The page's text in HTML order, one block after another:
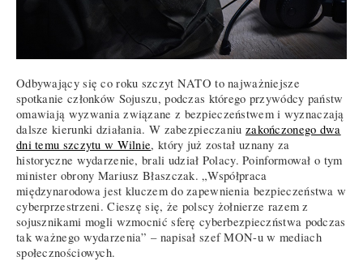
Odbywający się co roku szczyt NATO to najważniejsze
spotkanie członków Sojuszu, podczas którego przywódcy państw
omawiają wyzwania związane z bezpieczeństwem i wyznaczają
dalsze kierunki działania. W zabezpieczaniu zakończonego dwa
dni temu szczytu w Wilnie, który już został uznany za
historyczne wydarzenie, brali udział Polacy. Poinformował o tym
minister obrony Mariusz Błaszczak. „Współpraca
międzynarodowa jest kluczem do zapewnienia bezpieczeństwa w
cyberprzestrzeni. Cieszę się, że polscy żołnierze razem z
sojusznikami mogli wzmocnić sferę cyberbezpieczństwa podczas
tak ważnego wydarzenia” – napisał szef MON-u w mediach
społecznościowych.